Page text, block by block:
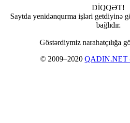
DİQQƏT!
Saytda yenidənqurma işləri getdiyinə
bağlıdır.
Göstərdiymiz narahatçılığa
© 2009–2020 QADIN.NET